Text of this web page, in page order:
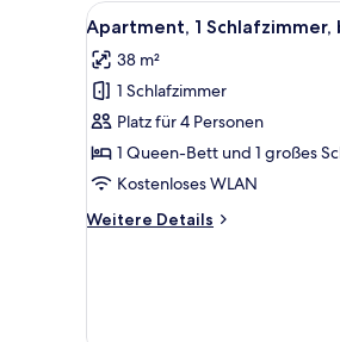
Sofa
Bed)
Alle
Fotos
für
Apartment,
1
Schlafzimmer,
barrierefrei,
anzeigen
11
Apartment, 1
38 m²
1 Schlafzimmer
Platz für 4 Personen
1 Queen-Bett und 1 großes
Kostenloses WLAN
Weitere Details
Weitere